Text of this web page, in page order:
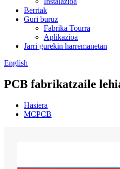
Berriak
Guri buruz
Fabrika Tourra
Aplikazioa
Jarri gurekin harremanetan
English
PCB fabrikatzaile
Hasiera
MCPCB